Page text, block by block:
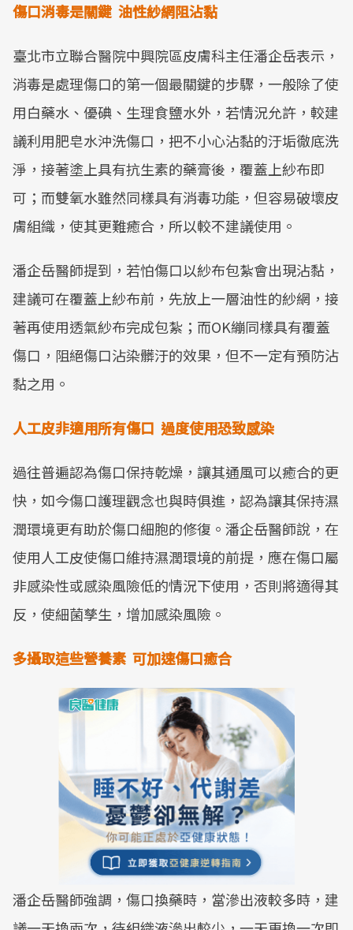
傷口消毒是關鍵 油性紗網阻沾黏
臺北市立聯合醫院中興院區皮膚科主任潘企岳表示，
消毒是處理傷口的第一個最關鍵的步驟，一般除了使
用白藥水、優碘、生理食鹽水外，若情況允許，較建
議利用肥皂水沖洗傷口，把不小心沾黏的汙垢徹底洗
淨，接著塗上具有抗生素的藥膏後，覆蓋上紗布即
可；而雙氧水雖然同樣具有消毒功能，但容易破壞皮
膚組織，使其更難癒合，所以較不建議使用。
潘企岳醫師提到，若怕傷口以紗布包紮會出現沾黏，
建議可在覆蓋上紗布前，先放上一層油性的紗網，接
著再使用透氣紗布完成包紮；而OK繃同樣具有覆蓋
傷口，阻絕傷口沾染髒汙的效果，但不一定有預防沾
黏之用。
人工皮非適用所有傷口 過度使用恐致感染
過往普遍認為傷口保持乾燥，讓其通風可以癒合的更
快，如今傷口護理觀念也與時俱進，認為讓其保持濕
潤環境更有助於傷口細胞的修復。潘企岳醫師說，在
使用人工皮使傷口維持濕潤環境的前提，應在傷口屬
非感染性或感染風險低的情況下使用，否則將適得其
反，使細菌孳生，增加感染風險。
多攝取這些營養素 可加速傷口癒合
潘企岳醫師強調，傷口換藥時，當滲出液較多時，建